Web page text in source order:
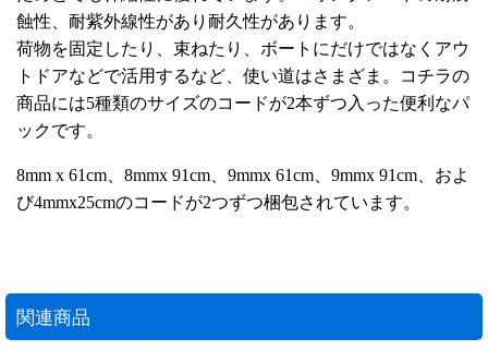
蝕性、耐紫外線性があり耐久性があります。
荷物を固定したり、束ねたり、ボートにだけではなくアウ
トドアなどで活用するなど、使い道はさまざま。コチラの
商品には5種類のサイズのコードが2本ずつ入った便利なパ
ックです。
8mm x 61cm、8mmx 91cm、9mmx 61cm、9mmx 91cm、およ
び4mmx25cmのコードが2つずつ梱包されています。
関連商品